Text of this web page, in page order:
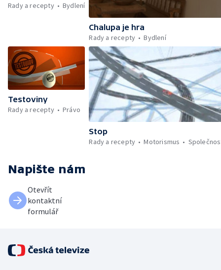
Rady a recepty
Bydlení
Chalupa je hra
Rady a recepty
Bydlení
Testoviny
Rady a recepty
Právo
Stop
Rady a recepty
Motorismus
Napište nám
Otevřít
kontaktní
formulář